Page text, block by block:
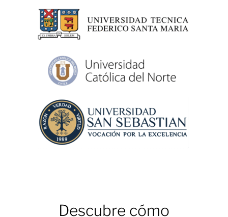
Descubre cómo